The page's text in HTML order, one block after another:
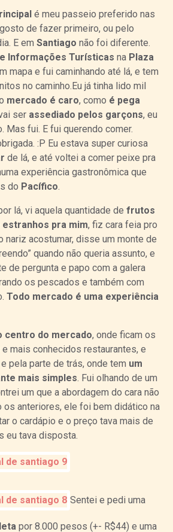
é meu passeio preferido nas
de fazer primeiro, ou pelo
E em Santiago não foi diferente.
Informações Turísticas na Plaza
mapa e fui caminhando até lá, e tem
no caminho.Eu já tinha lido mil
mercado é caro, como é pega
ser assediado pelos garçons, eu
Mas fui. E fui querendo comer.
:P Eu estava super curiosa
de lá, e até voltei a comer peixe pra
experiência gastronômica que
do Pacífico.
lá, vi aquela quantidade de frutos
pra mim, fiz cara feia pro
nariz acostumar, disse um monte de
quando não queria assunto, e
de pergunta e papo com a galera
os pescados e também com
Todo mercado é uma experiência
centro do mercado, onde ficam os
mais conhecidos restaurantes, e
pela parte de trás, onde tem um
mais simples. Fui olhando de um
um que a abordagem do cara não
anteriores, ele foi bem didático na
o cardápio e o preço tava mais de
eu tava disposta.
Sentei e pedi uma
por 8.000 pesos (+- R$44) e uma